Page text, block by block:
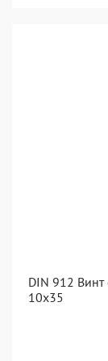
DIN 912
10х35